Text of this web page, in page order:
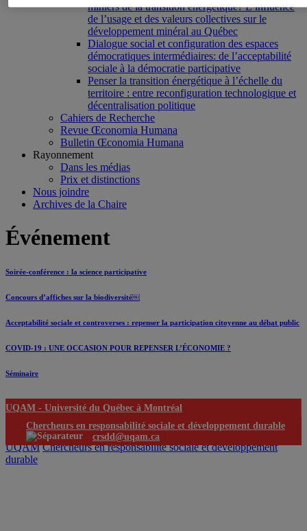
miniers de la transition énergétique? L’influence
de l’usage et des valeurs collectives sur le
développement minéral au Québec
Dialogue social et configuration des espaces
démocratiques intermédiaires: de l’acceptabilité
sociale à la démocratie participative
Penser la transition énergétique à l’échelle du
territoire : entre reconfiguration technologique et
décentralisation politique
Cahiers de Recherche
Revue Œconomia Humana
Bulletin Œconomia Humana
Rayonnement
Dans les médias
Prix et distinctions
Nous joindre
Archives de la Chaire
Événement
Soirée-conférence : la science participative
Concours d’affiches sur la biodiversité￼
Acceptabilité sociale et controverses : repenser la participation citoyenne au débat public
COVID-19 : UNE OCCASION POUR REPENSER L’ÉCONOMIE ?
Séminaire
UQAM - Université du Québec à Montréal
Chercheurs en responsabilité sociale et développement durable
crsdd@uqam.ca
UQAM Chercheurs en responsabilité sociale et développement
durable